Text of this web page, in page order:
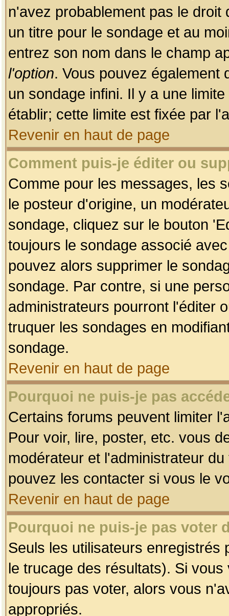
n'avez probablement pas le
un titre pour le sondage et au
entrez son nom dans le champ
l'option. Vous pouvez également
un sondage infini. Il y a une
établir; cette limite est fixée par
Revenir en haut de page
Comment puis-je éditer ou
Comme pour les messages, les
le posteur d'origine, un
sondage, cliquez sur le bouton
toujours le sondage associé
pouvez alors supprimer le
sondage. Par contre, si une
administrateurs pourront l'éditer
truquer les sondages en
sondage.
Revenir en haut de page
Pourquoi ne puis-je pas
Certains forums peuvent limiter
Pour voir, lire, poster, etc. vous
modérateur et l'administrateur
pouvez les contacter si vous le
Revenir en haut de page
Pourquoi ne puis-je pas voter
Seuls les utilisateurs enregistrés
le trucage des résultats). Si
toujours pas voter, alors vous
appropriés.